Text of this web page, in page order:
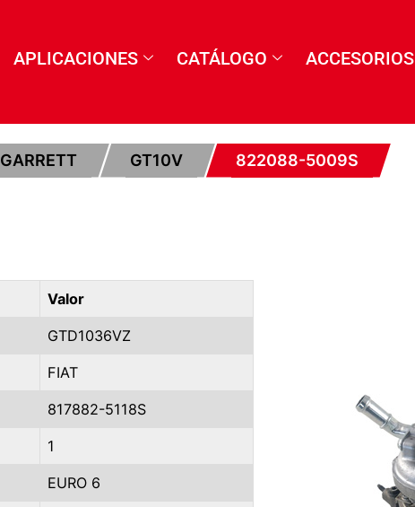
APLICACIONES CATÁLOGO ACCESORIOS
GARRETT GT10V 822088-5009S
Valor
GTD1036VZ
FIAT
817882-5118S
1
EURO 6